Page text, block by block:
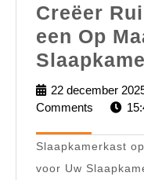
Creëer
een Op
22 december
Comments
Slaapkamerkast
voor Uw